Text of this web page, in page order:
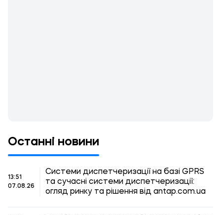
Останні новини
13:51
07.08.26
Системи диспетчеризації на базі GPRS
та сучасні системи диспетчеризації:
огляд ринку та рішення від antap.com.ua